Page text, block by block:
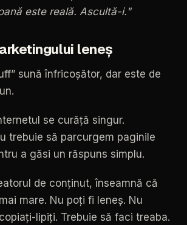
este reală. Ascultă-i."
leneș
sună înfricoșător, dar este de
se curăță singur.
trebuie să parcurgem paginile
a găsi un răspuns simplu.
de conținut, înseamnă că
mai mare. Nu poți fi leneș. Nu
copiați-lipiți. Trebuie să faci treaba.